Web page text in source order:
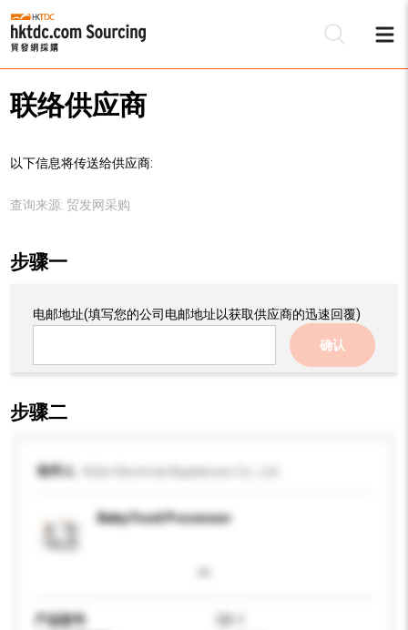
联络供应商
以下信息将传送给供应商:
查询来源: 贸发网采购
步骤一
电邮地址(填写您的公司电邮地址以获取供应商的迅速回覆)
确认
步骤二
收件人
Baby Food Processor
产品型号
Q5-1